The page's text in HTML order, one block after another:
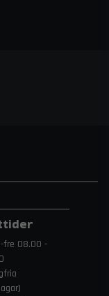
fre 08.00 -